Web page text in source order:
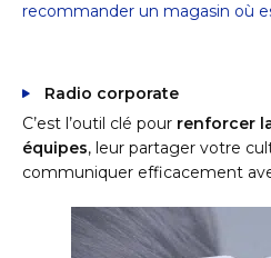
recommander un magasin où
Radio corporate
C’est l’outil clé pour renforcer
équipes, leur partager votre
communiquer efficacement